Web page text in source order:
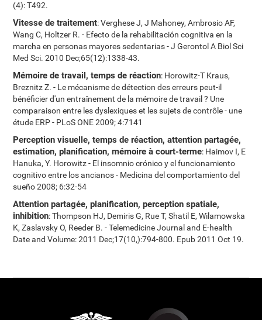
(4): T492.
Vitesse de traitement: Verghese J, J Mahoney, Ambrosio AF,
Wang C, Holtzer R. - Efecto de la rehabilitación cognitiva en la
marcha en personas mayores sedentarias - J Gerontol A Biol Sci
Med Sci. 2010 Dec;65(12):1338-43.
Mémoire de travail, temps de réaction: Horowitz-T Kraus,
Breznitz Z. - Le mécanisme de détection des erreurs peut-il
bénéficier d'un entraînement de la mémoire de travail ? Une
comparaison entre les dyslexiques et les sujets de contrôle - une
étude ERP - PLoS ONE 2009; 4:7141
Perception visuelle, temps de réaction, attention partagée,
estimation, planification, mémoire à court-terme: Haimov I, E
Hanuka, Y. Horowitz - El insomnio crónico y el funcionamiento
cognitivo entre los ancianos - Medicina del comportamiento del
sueño 2008; 6:32-54
Attention partagée, planification, perception spatiale,
inhibition: Thompson HJ, Demiris G, Rue T, Shatil E, Wilamowska
K, Zaslavsky O, Reeder B. - Telemedicine Journal and E-health
Date and Volume: 2011 Dec;17(10,):794-800. Epub 2011 Oct 19.